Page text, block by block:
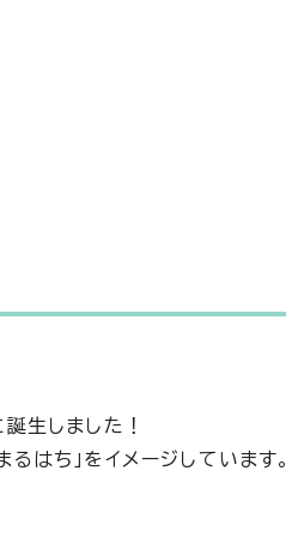
生しました！
はち」をイメージしています。